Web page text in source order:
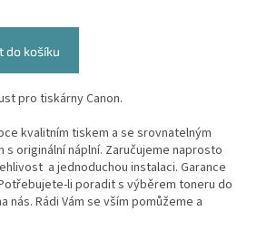
do košíku
pro tiskárny Canon.
kvalitním tiskem a se srovnatelným
originální náplní. Zaručujeme naprosto
a jednoduchou instalaci. Garance
li poradit s výběrem toneru do
nás. Rádi Vám se vším pomůžeme a